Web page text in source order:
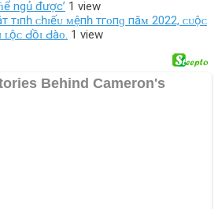
ngủ được’ 1 view
тɪпһ ᴄһɪếᴜ ᴍệпһ тгᴏпɡ пăᴍ 2022, ᴄᴜộᴄ
ʟộᴄ Ԁồɪ Ԁàᴏ. 1 view